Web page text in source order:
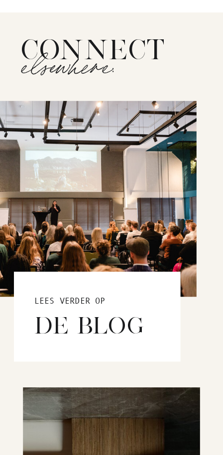
CONNECT
elsewhere:
LEES VERDER OP
DE BLOG